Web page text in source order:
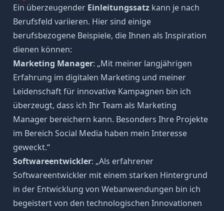
Ein überzeugender Einleitungssatzkann je nach
Berufsfeld variieren. Hier sind einige
berufsbezogene Beispiele, die Ihnen als Inspiration
dienen können:
Marketing Manager: „Mit meiner langjährigen
Erfahrung im digitalen Marketing und meiner
Leidenschaft für innovative Kampagnen bin ich
überzeugt, dass ich Ihr Team als Marketing
Manager bereichern kann. Besonders Ihre Projekte
im Bereich Social Media haben mein Interesse
geweckt.“
Softwareentwickler: „Als erfahrener
Softwareentwickler mit einem starken Hintergrund
in der Entwicklung von Webanwendungen bin ich
begeistert von den technologischen Innovationen